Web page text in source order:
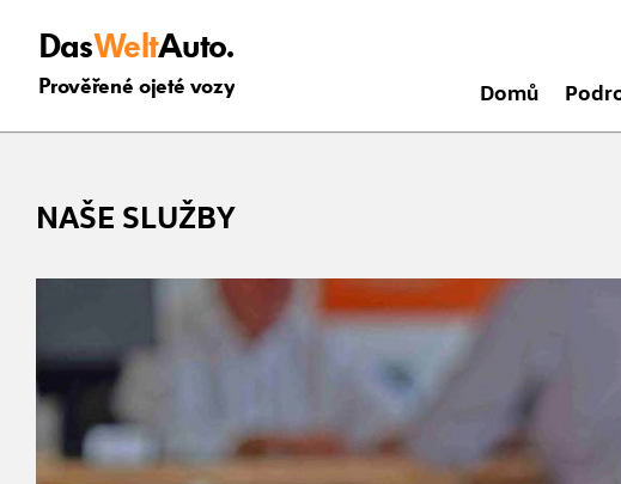
DasWeltAuto.
Prověřené ojeté vozy Domů
NAŠE SLUŽBY